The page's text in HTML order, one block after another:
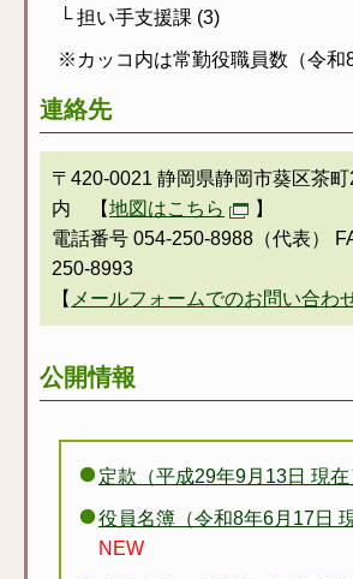
└ 担い手支援課 (3)
※カッコ内は常勤役職員数（令和
連絡先
〒420-0021 静岡県静岡市葵区茶
内 【地図はこちら
】
電話番号 054-250-8988（代表）
250-8993
【 メールフォームでのお問い合わ
公開情報
定款（平成29年9月13日 現在
役員名簿（令和8年6月17日 現
NEW